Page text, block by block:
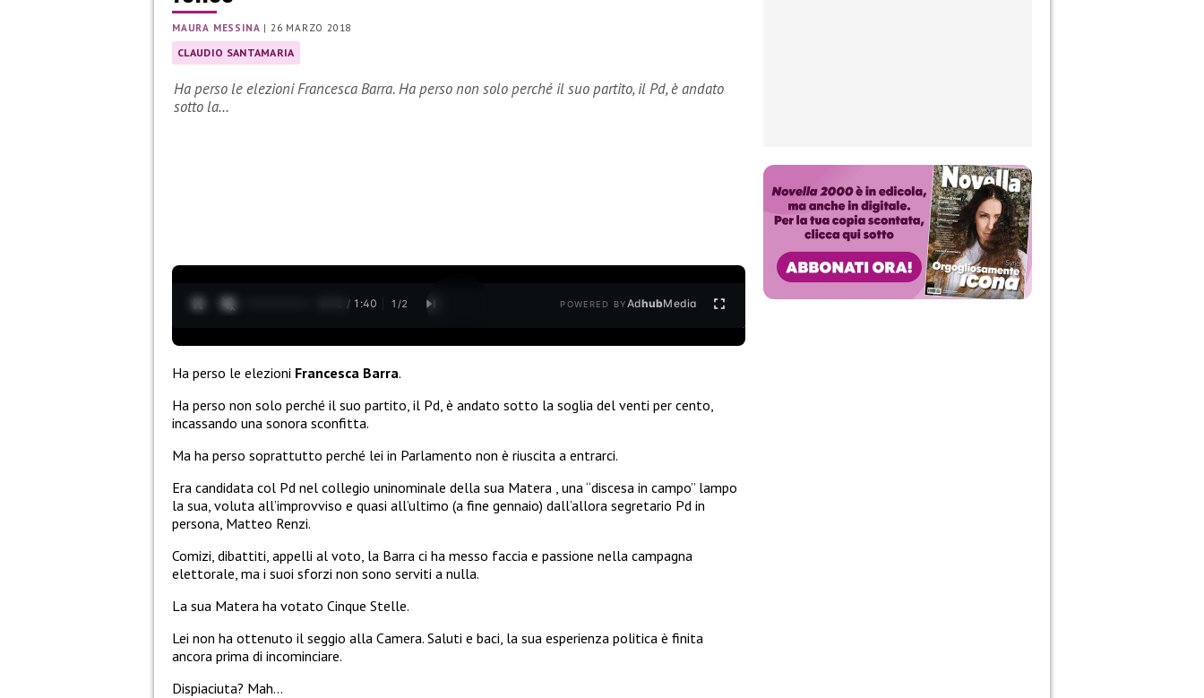
MAURA MESSINA | 26 MARZO 2018
CLAUDIO SANTAMARIA
Ha perso le elezioni Francesca Barra. Ha perso non solo perché il suo partito, il Pd, è andato
sotto la…
0:13 / 1:40 1 /2 POWERED BYAdhubMedia
Ha perso le elezioni Francesca Barra.
Ha perso non solo perché il suo partito, il Pd, è andato sotto la soglia del venti per cento,
incassando una sonora sconfitta.
Ma ha perso soprattutto perché lei in Parlamento non è riuscita a entrarci.
Era candidata col Pd nel collegio uninominale della sua Matera , una “discesa in campo” lampo
la sua, voluta all’improvviso e quasi all’ultimo (a fine gennaio) dall’allora segretario Pd in
persona, Matteo Renzi.
Comizi, dibattiti, appelli al voto, la Barra ci ha messo faccia e passione nella campagna
elettorale, ma i suoi sforzi non sono serviti a nulla.
La sua Matera ha votato Cinque Stelle.
Lei non ha ottenuto il seggio alla Camera. Saluti e baci, la sua esperienza politica è finita
ancora prima di incominciare.
Dispiaciuta? Mah…